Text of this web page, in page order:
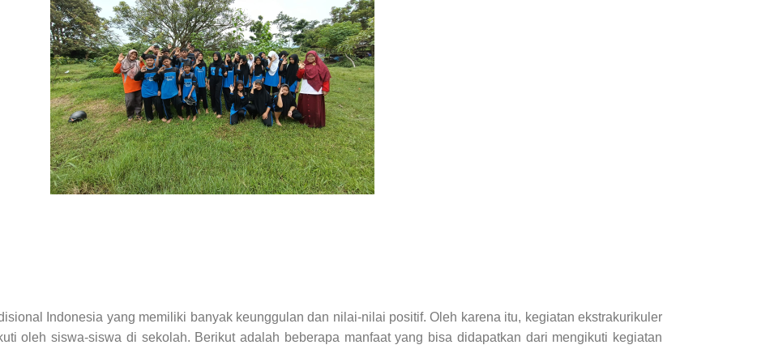
Indonesia yang memiliki banyak keunggulan dan nilai-nilai positif. Oleh karena itu, kegiatan ekstrakurikuler
oleh siswa-siswa di sekolah. Berikut adalah beberapa manfaat yang bisa didapatkan dari mengikuti kegiatan